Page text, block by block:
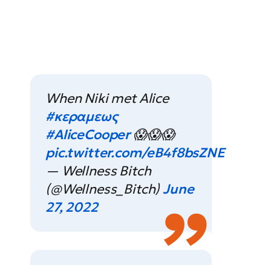
When Niki met Alice
#κεραμεως
#AliceCooper😱😱😱
pic.twitter.com/eB4f8bsZNE
— Wellness Bitch
(@Wellness_Bitch)June
27, 2022